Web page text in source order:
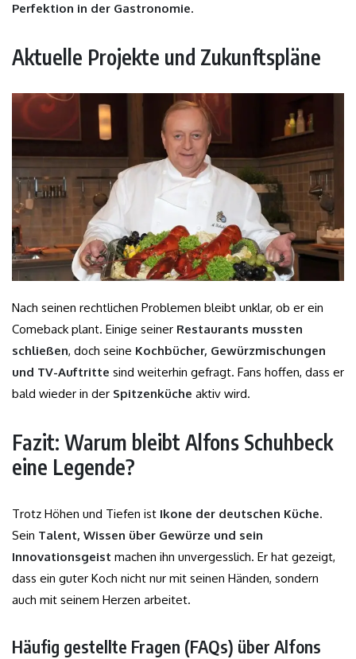
Perfektion in der Gastronomie.
Aktuelle Projekte und Zukunftspläne
Nach seinen rechtlichen Problemen bleibt unklar, ob er ein
Comeback plant. Einige seiner Restaurants mussten
schließen, doch seine Kochbücher, Gewürzmischungen
und TV-Auftritte sind weiterhin gefragt. Fans hoffen, dass er
bald wieder in der Spitzenküche aktiv wird.
Fazit: Warum bleibt Alfons Schuhbeck
eine Legende?
Trotz Höhen und Tiefen ist Ikone der deutschen Küche.
Sein Talent, Wissen über Gewürze und sein
Innovationsgeist machen ihn unvergesslich. Er hat gezeigt,
dass ein guter Koch nicht nur mit seinen Händen, sondern
auch mit seinem Herzen arbeitet.
Häufig gestellte Fragen (FAQs) über Alfons